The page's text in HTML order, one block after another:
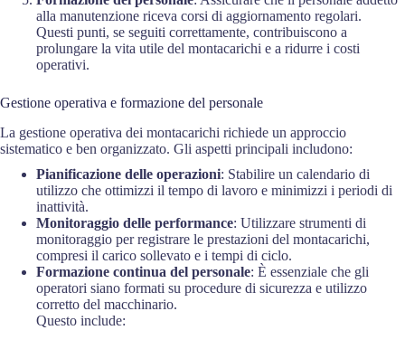
alla manutenzione riceva corsi di aggiornamento regolari.
Questi punti, se seguiti correttamente, contribuiscono a
prolungare la vita utile del montacarichi e a ridurre i costi
operativi.
Gestione operativa e formazione del personale
La gestione operativa dei montacarichi richiede un approccio
sistematico e ben organizzato. Gli aspetti principali includono:
Pianificazione delle operazioni: Stabilire un calendario di
utilizzo che ottimizzi il tempo di lavoro e minimizzi i periodi di
inattività.
Monitoraggio delle performance: Utilizzare strumenti di
monitoraggio per registrare le prestazioni del montacarichi,
compresi il carico sollevato e i tempi di ciclo.
Formazione continua del personale: È essenziale che gli
operatori siano formati su procedure di sicurezza e utilizzo
corretto del macchinario.
Questo include: